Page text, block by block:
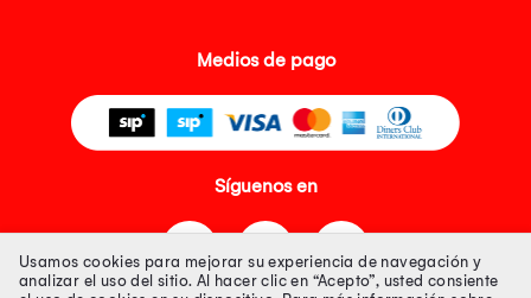
Medios de pago
Síguenos en
Usamos cookies para mejorar su experiencia de navegación y
analizar el uso del sitio. Al hacer clic en “Acepto”, usted consiente